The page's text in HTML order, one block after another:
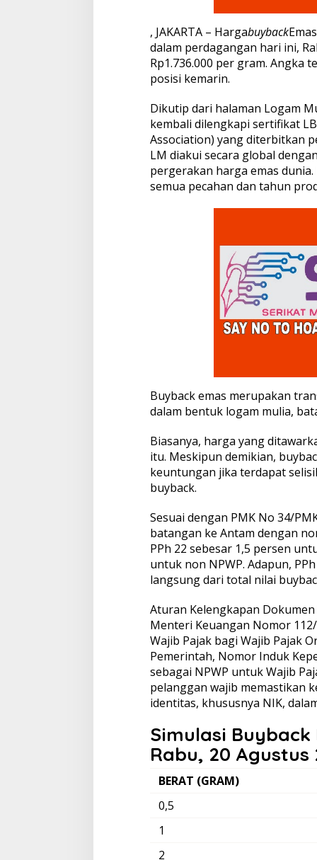
s
t
u
s
, JAKARTA – Hargabuyback
dalam perdagangan hari ini,
Rp1.736.000 per gram. Angka
posisi kemarin.
Dikutip dari halaman Logam
kembali dilengkapi sertifikat
Association) yang diterbitkan
LM diakui secara global
pergerakan harga emas
semua pecahan dan tahun
Buyback emas merupakan
dalam bentuk logam mulia,
Biasanya, harga yang
itu. Meskipun demikian,
keuntungan jika terdapat
buyback.
Sesuai dengan PMK No 34/
batangan ke Antam dengan
PPh 22 sebesar 1,5 persen
untuk non NPWP. Adapun,
langsung dari total nilai
Aturan Kelengkapan
Menteri Keuangan Nomor
Wajib Pajak bagi Wajib Pajak
Pemerintah, Nomor Induk
sebagai NPWP untuk Wajib
pelanggan wajib memastikan
identitas, khususnya NIK,
Simulasi
Rabu, 20 Agustus
BERAT (GRAM)
0,5
1
2